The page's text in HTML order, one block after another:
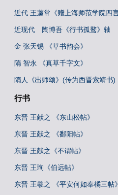
近代 王蘧常《赠上海师范学院四言
近现代 陶博吾《行书孤鹜》轴
金 张天锡 《草书韵会》
隋 智永 《真草千字文》
隋人《出师颂》(传为西晋索靖书)
行书
东晋 王献之 《东山松帖》
东晋 王献之 《鄱阳帖》
东晋 王献之《不谓帖》
东晋 王珣《伯远帖》
东晋 王羲之 《平安何如奉橘三帖》